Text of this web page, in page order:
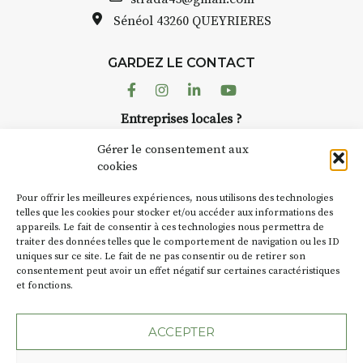
Gérer le consentement aux
cookies
Pour offrir les meilleures expériences, nous utilisons des technologies
telles que les cookies pour stocker et/ou accéder aux informations des
appareils. Le fait de consentir à ces technologies nous permettra de
traiter des données telles que le comportement de navigation ou les ID
uniques sur ce site. Le fait de ne pas consentir ou de retirer son
consentement peut avoir un effet négatif sur certaines caractéristiques
et fonctions.
ACCEPTER
pas une galerie permanente.
AuzonToujours organise
dans le village. Des artistes et
caves, les granges d’Auzon. Le
Fumoir est l’un de ces espaces
d’autres activités culturelles de
la Petite Cité de Caractère. Par
exemple, l’installationCochon
Charbons’inscrit comme en
« off » du festival d’Auzon 2026
SA D’où vient le nom :Fumoir?
BT C’est le terme employé dans
Sénéol 43260 QUEYRIERES
GARDEZ LE CONTACT
FacebookInstagram
LinkedinYoutube
Entreprises locales ?
Suivez toute l'actu de Strada